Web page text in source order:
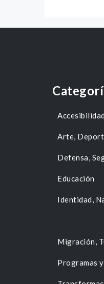
Arte,
Defensa,
Educación
Identidad,
Migración,
Programas